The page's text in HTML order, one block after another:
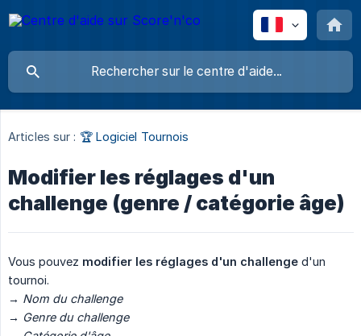
Articles sur : 🏆 Logiciel Tournois
Modifier les réglages d'un
challenge (genre / catégorie âge)
Vous pouvez modifier les réglages d'un challenge d'un
tournoi.
→ Nom du challenge
→ Genre du challenge